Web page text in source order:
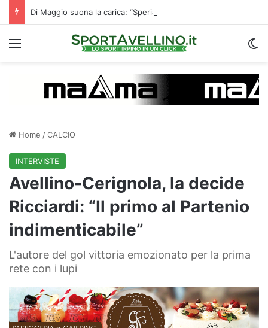
Menu
Home /CALCIO
INTERVISTE
Avellino-Cerignola, la decide
Ricciardi: “Il primo al Partenio
indimenticabile”
L'autore del gol vittoria emozionato per la prima
rete con i lupi